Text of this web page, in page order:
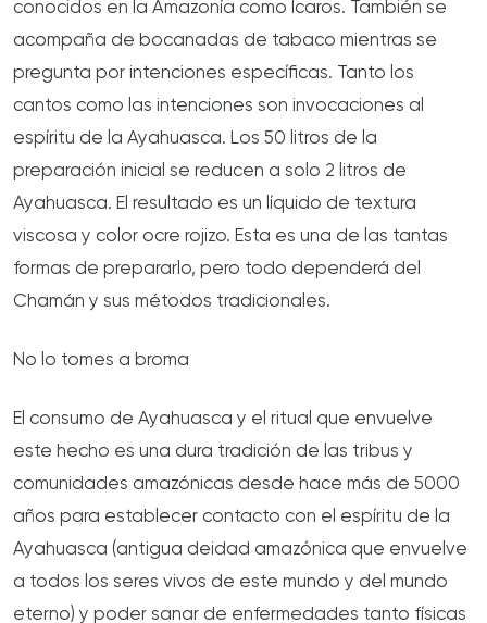
conocidos en la Amazonía como Ícaros. También se
acompaña de bocanadas de tabaco mientras se
pregunta por intenciones específicas. Tanto los
cantos como las intenciones son invocaciones al
espíritu de la Ayahuasca. Los 50 litros de la
preparación inicial se reducen a solo 2 litros de
Ayahuasca. El resultado es un líquido de textura
viscosa y color ocre rojizo. Esta es una de las tantas
formas de prepararlo, pero todo dependerá del
Chamán y sus métodos tradicionales.
No lo tomes a broma
El consumo de Ayahuasca y el ritual que envuelve
este hecho es una dura tradición de las tribus y
comunidades amazónicas desde hace más de 5000
años para establecer contacto con el espíritu de la
Ayahuasca (antigua deidad amazónica que envuelve
a todos los seres vivos de este mundo y del mundo
eterno) y poder sanar de enfermedades tanto físicas